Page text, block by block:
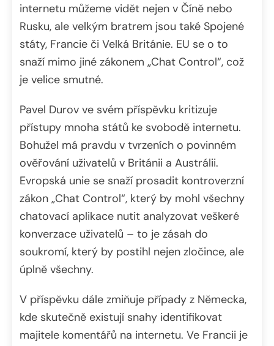
internetu můžeme vidět nejen v Číně nebo
Rusku, ale velkým bratrem jsou také Spojené
státy, Francie či Velká Británie. EU se o to
snaží mimo jiné zákonem „Chat Control“, což
je velice smutné.
Pavel Durov ve svém příspěvku kritizuje
přístupy mnoha států ke svobodě internetu.
Bohužel má pravdu v tvrzeních o povinném
ověřování uživatelů v Británii a Austrálii.
Evropská unie se snaží prosadit kontroverzní
zákon „Chat Control“, který by mohl všechny
chatovací aplikace nutit analyzovat veškeré
konverzace uživatelů – to je zásah do
soukromí, který by postihl nejen zločince, ale
úplně všechny.
V příspěvku dále zmiňuje případy z Německa,
kde skutečně existují snahy identifikovat
majitele komentářů na internetu. Ve Francii je